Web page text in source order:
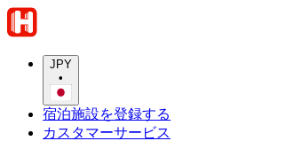
JPY
•
宿泊施設を登録する
カスタマーサービス